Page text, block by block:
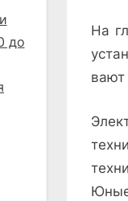
На
вают